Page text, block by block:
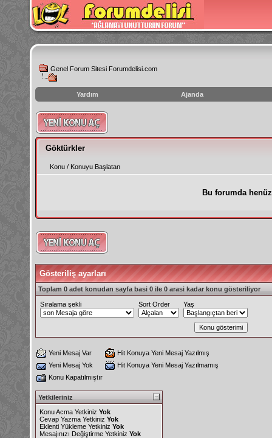
Genel Forum Sitesi Forumdelisi.com
Yardım Ajanda
instagram
izlenme
hilesi
Göktürkler
Konu / Konuyu Başlatan
Bu forumda
Gösteriliş ayarları
Toplam 0 adet konudan sayfa basi 0 ile 0 arasi kadar konu gösteriliyor
Sıralama şekli Sort Order Yaş
Yeni Mesaj Var
Hit Konuya Yeni Mesaj Yazılmış
Yeni Mesaj Yok
Hit Konuya Yeni Mesaj Yazılmamış
Konu Kapatılmıştır
Yetkileriniz
Konu Acma Yetkiniz Yok
Cevap Yazma Yetkiniz Yok
Eklenti Yükleme Yetkiniz Yok
Mesajınızı Değiştirme Yetkiniz Yok